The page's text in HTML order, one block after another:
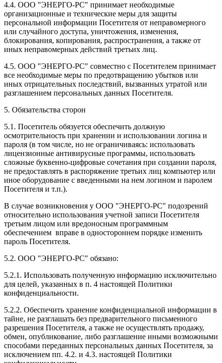
4.4. ООО "ЭНЕРГО-РС" принимает необходимые
организационные и технические меры для защиты
персональной информации Посетителя от неправомерного
или случайного доступа, уничтожения, изменения,
блокирования, копирования, распространения, а также от
иных неправомерных действий третьих лиц.
4.5. ООО "ЭНЕРГО-РС" совместно с Посетителем принимает
все необходимые меры по предотвращению убытков или
иных отрицательных последствий, вызванных утратой или
разглашением персональных данных Посетителя.
5. Обязательства сторон
5.1. Посетитель обязуется обеспечить должную
осмотрительность при хранении и использовании логина и
пароля (в том числе, но не ограничиваясь: использовать
лицензионные антивирусные программы, использовать
сложные буквенно-цифровые сочетания при создании пароля,
не предоставлять в распоряжение третьих лиц компьютер или
иное оборудование с введенными на нем логином и паролем
Посетителя и т.п.).
В случае возникновения у ООО "ЭНЕРГО-РС" подозрений
относительно использования учетной записи Посетителя
третьим лицом или вредоносным программным
обеспечением вправе в одностороннем порядке изменить
пароль Посетителя.
5.2. ООО "ЭНЕРГО-РС" обязано:
5.2.1. Использовать полученную информацию исключительно
для целей, указанных в п. 4 настоящей Политики
конфиденциальности.
5.2.2. Обеспечить хранение конфиденциальной информации в
тайне, не разглашать без предварительного письменного
разрешения Посетителя, а также не осуществлять продажу,
обмен, опубликование, либо разглашение иными возможными
способами переданных персональных данных Посетителя, за
исключением пп. 4.2. и 4.3. настоящей Политики